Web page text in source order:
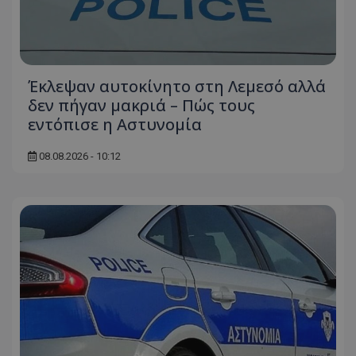
Έκλεψαν αυτοκίνητο στη Λεμεσό αλλά
δεν πήγαν μακριά – Πώς τους
εντόπισε η Αστυνομία
08.08.2026 - 10:12
ASP.NET_SessionId
Microsoft Corporation
VISITOR_PRIVACY_METADATA
YouTube
.youtube.com